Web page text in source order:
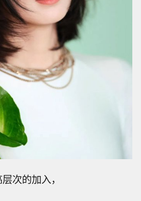
次的加入，